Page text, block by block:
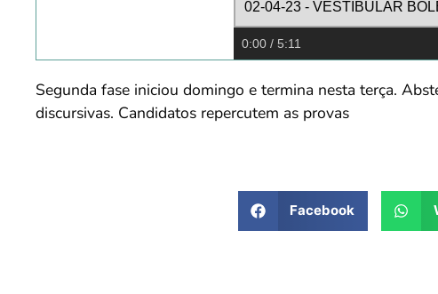
02-04-23 - VESTIBULAR
0:00 / 5:11
Segunda fase iniciou domingo e termina nesta terça.
discursivas. Candidatos repercutem as provas
Facebook